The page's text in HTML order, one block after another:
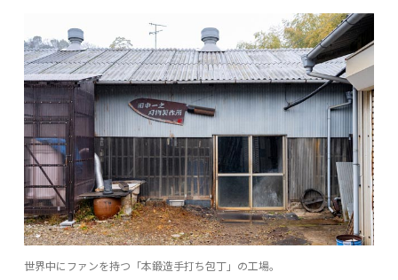
世界中にファンを持つ「本鍛造手打ち包丁」の工場。